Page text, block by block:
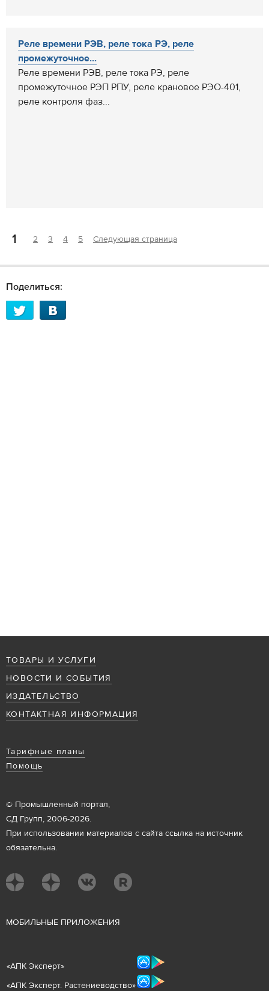
Реле времени РЭВ, реле тока РЭ, реле
промежуточное...
Реле времени РЭВ, реле тока РЭ, реле
промежуточное РЭП РПУ, реле крановое РЭО-401,
реле контроля фаз...
1 2 3 4 5 Следующая страница
Поделиться:
ТОВАРЫ И УСЛУГИ
НОВОСТИ И СОБЫТИЯ
ИЗДАТЕЛЬСТВО
КОНТАКТНАЯ ИНФОРМАЦИЯ
Тарифные планы
Помощь
© Промышленный портал,
СД Групп, 2006-2026.
При использовании материалов с сайта ссылка на источник
обязательна.
МОБИЛЬНЫЕ ПРИЛОЖЕНИЯ
«АПК Эксперт»
«АПК Эксперт. Растениеводство»